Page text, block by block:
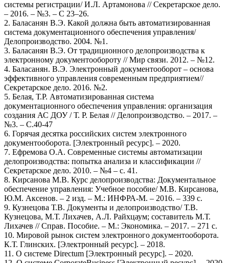
системы регистрации/ И.Л. Артамонова // Секретарское дело.
– 2016. – №3. – С 23–26.
2. Баласанян В.Э. Какой должна быть автоматизированная
система документационного обеспечения управления/
Делопроизводство. 2004. №1.
3. Баласанян В.Э. От традиционного делопроизводства к
электронному документообороту // Мир связи. 2012. – №12.
4. Баласанян. В.Э. Электронный документооборот – основа
эффективного управления современным предприятием//
Секретарское дело. 2016. №2.
5. Белая, Т.Р. Автоматизированная система
документационного обеспечения управления: организация
создания АС ДОУ / Т. Р. Белая // Делопроизводство. – 2017. –
№3. – С.40-47
6. Горячая десятка российских систем электронного
документооборота. [Электронный ресурс]. – 2020.
7. Ефремова О.А. Современные системы автоматизации
делопроизводства: попытка анализа и классификации //
Секретарское дело. 2010. – №4 – с. 41.
8. Кирсанова М.В. Курс делопроизводства: Документальное
обеспечение управления: Учебное пособие/ М.В. Кирсанова,
Ю.М. Аксенов. – 2 изд. – М.: ИНФРА-М. – 2016. – 339 с.
9. Кузнецова Т.В. Документы и делопроизводство/ Т.В.
Кузнецова, М.Т. Лихачев, А.Л. Райхцаум; составитель М.Т.
Лихачев // Справ. Пособие. – М.: Экономика. – 2017. – 271 с.
10. Мировой рынок систем электронного документооборота.
К.Т. Глинских. [Электронный ресурс]. – 2018.
11. О системе Directum [Электронный ресурс]. – 2020.